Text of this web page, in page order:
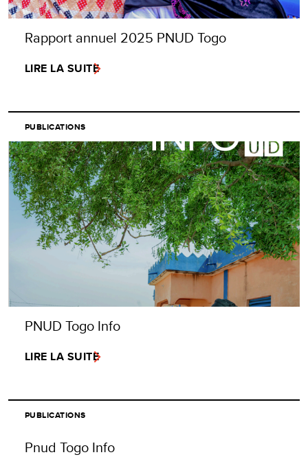
Rapport annuel 2025 PNUD Togo
LIRE LA SUITE
PUBLICATIONS
PNUD Togo Info
LIRE LA SUITE
PUBLICATIONS
Pnud Togo Info